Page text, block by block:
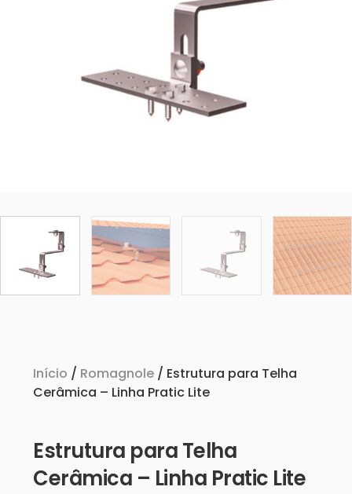
Início / Romagnole / Estrutura para Telha
Cerâmica – Linha Pratic Lite
Estrutura para Telha
Cerâmica – Linha Pratic Lite